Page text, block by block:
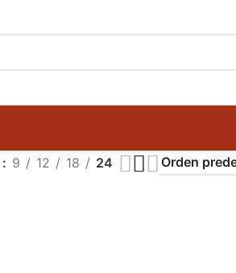
9 12 18 24